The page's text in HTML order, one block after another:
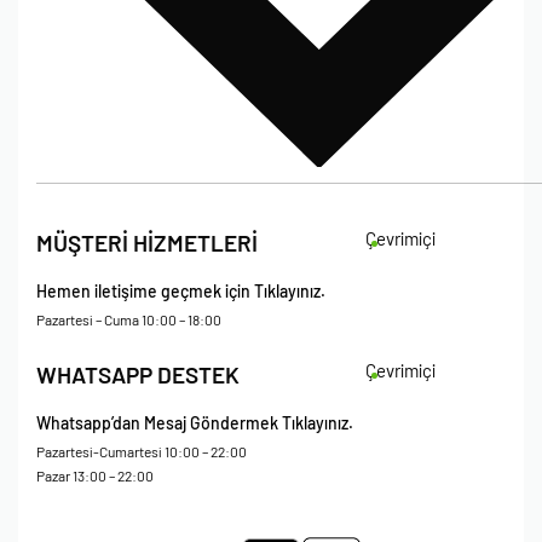
Çerez Politikası
Kişisel Verileri Koruma – Çerez ve Ticari İletişim Açık Rıza Metni
Mesafeli Satış Sözleşmesi
MÜŞTERİ HİZMETLERİ Çevrimiçi
Hemen iletişime geçmek için Tıklayınız.
Pazartesi – Cuma 10:00 – 18:00
WHATSAPP DESTEK Çevrimiçi
Whatsapp’dan Mesaj Göndermek Tıklayınız.
Pazartesi-Cumartesi 10:00 – 22:00
Pazar 13:00 – 22:00